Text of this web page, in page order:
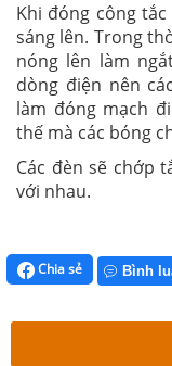
Khi đóng công
sáng lên. Trong
nóng lên làm
dòng điện nên
làm đóng mạch
thế mà các bóng
Các đèn sẽ chớp
với nhau.
Chia sẻ Bình